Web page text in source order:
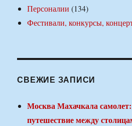
Персоналии (134)
Фестивали, конкурсы,
СВЕЖИЕ ЗАПИСИ
Москва Махачкала
путешествие между